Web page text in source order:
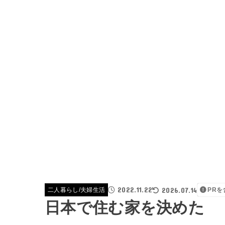
二人暮らし/夫婦生活 2022.11.22 2026.07.14 PRを
日本で住む家を決めた